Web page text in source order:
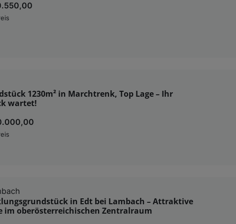
1230m² in Marchtrenk, Top Lage – Ihr
wartet!
in Edt bei Lambach – Attraktive
im oberösterreichischen Zentralraum